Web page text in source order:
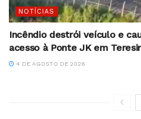
NOTÍCIAS
Incêndio destrói veículo e
acesso à Ponte JK em
4 DE AGOSTO DE 2026